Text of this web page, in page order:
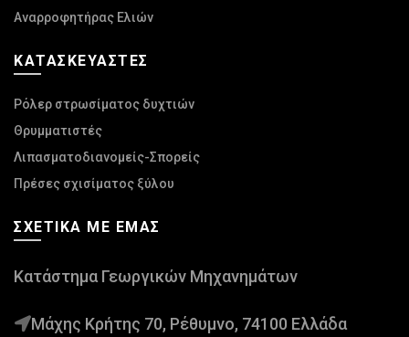
Αναρροφητήρας Ελιών
ΚΑΤΑΣΚΕΥΑΣΤΈΣ
Ρόλερ στρωσίματος δυχτιών
Θρυμματιστές
Λιπασματοδιανομείς-Σπορείς
Πρέσες σχισίματος ξύλου
ΣΧΕΤΙΚΆ ΜΕ ΕΜΆΣ
Κατάστημα Γεωργικών Μηχανημάτων
Μάχης Κρήτης 70, Ρέθυμνο, 74100 Ελλάδα